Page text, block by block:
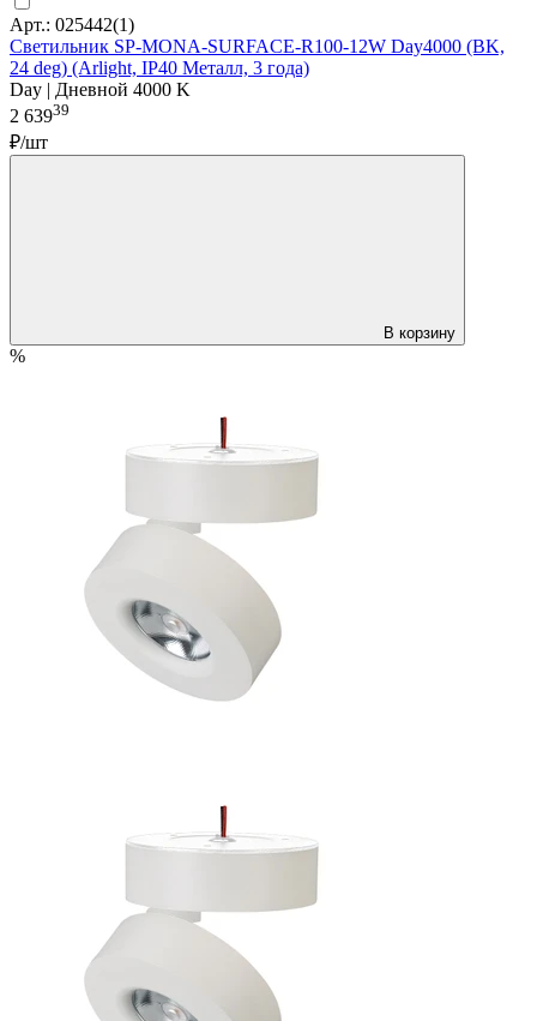
Арт.: 025442(1)
Светильник SP-MONA-SURFACE-R100-12W Day4000 (BK,
24 deg) (Arlight, IP40 Металл, 3 года)
Day | Дневной 4000 K
2 63939
₽/шт
В корзину
%